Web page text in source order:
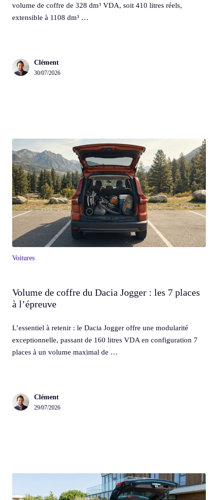
volume de coffre de 328 dm³ VDA, soit 410 litres réels,
extensible à 1108 dm³ …
Clément
30/07/2026
Voitures
Volume de coffre du Dacia Jogger : les 7 places
à l’épreuve
L’essentiel à retenir : le Dacia Jogger offre une modularité
exceptionnelle, passant de 160 litres VDA en configuration 7
places à un volume maximal de …
Clément
29/07/2026